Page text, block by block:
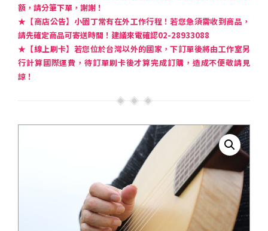
額，請分筆下單，謝謝！
★【商店公告】小園丁常有在外工作行程！若您急須需收到商品，
請先確定商品可寄送時間！建議來電確認02-28933088
★【線上刷卡】若您位於台灣以外的國家，下訂單後將由工作室另
行計算國際運費，待訂單刷卡後才算完成訂購，造成不便敬請見
諒！